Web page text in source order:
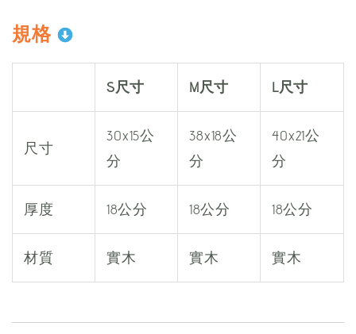
規格
S尺寸 M尺寸 L尺寸
尺寸
30x15公
分
38x18公
分
40x21公
分
厚度 18公分 18公分 18公分
材質 實木 實木 實木